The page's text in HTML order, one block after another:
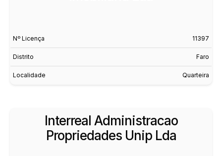
Nº Licença 11397
Distrito Faro
Localidade Quarteira
Interreal Administracao
Propriedades Unip Lda